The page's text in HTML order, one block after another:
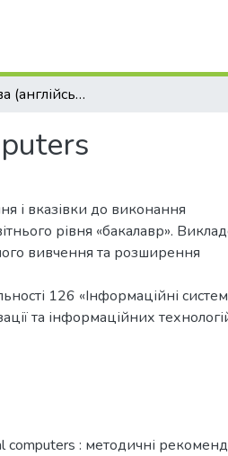
Іноземна мова (англійська). Digital computers
і вказівки до виконання
рівня «бакалавр».
вивчення та розширення
126 «Інформаційні
та інформаційних
computers : методичні